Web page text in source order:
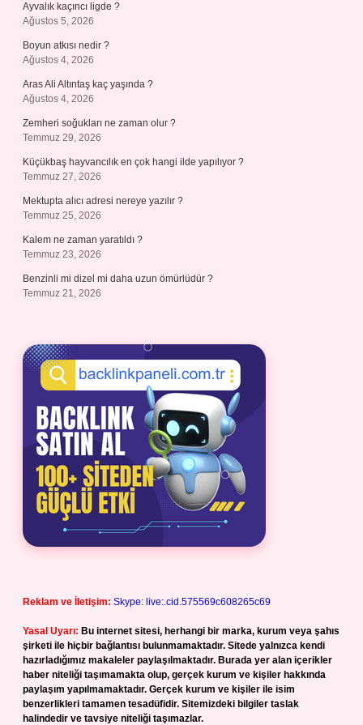
Ayvalık kaçıncı ligde ?
Ağustos 5, 2026
Boyun atkısı nedir ?
Ağustos 4, 2026
Aras Ali Altıntaş kaç yaşında ?
Ağustos 4, 2026
Zemheri soğukları ne zaman olur ?
Temmuz 29, 2026
Küçükbaş hayvancılık en çok hangi ilde yapılıyor ?
Temmuz 27, 2026
Mektupta alıcı adresi nereye yazılır ?
Temmuz 25, 2026
Kalem ne zaman yaratıldı ?
Temmuz 23, 2026
Benzinli mi dizel mi daha uzun ömürlüdür ?
Temmuz 21, 2026
Reklam ve İletişim: Skype: live:.cid.575569c608265c69
Yasal Uyarı: Bu internet sitesi, herhangi bir marka, kurum veya şahıs
şirketi ile hiçbir bağlantısı bulunmamaktadır. Sitede yalnızca kendi
hazırladığımız makaleler paylaşılmaktadır. Burada yer alan içerikler
haber niteliği taşımamakta olup, gerçek kurum ve kişiler hakkında
paylaşım yapılmamaktadır. Gerçek kurum ve kişiler ile isim
benzerlikleri tamamen tesadüfidir. Sitemizdeki bilgiler taslak
halindedir ve tavsiye niteliği taşımazlar.